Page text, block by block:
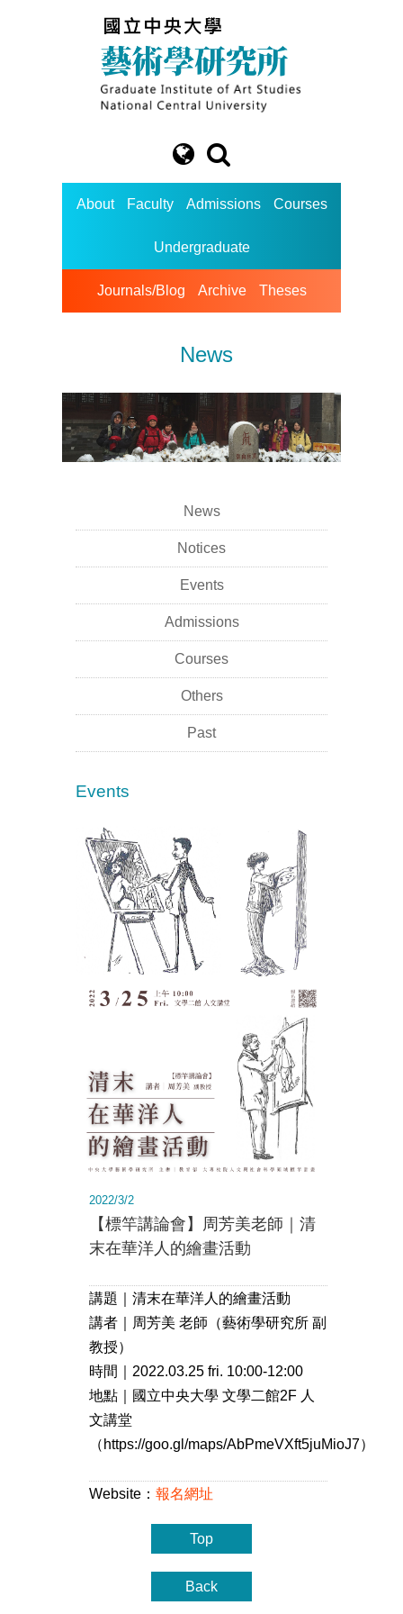
About Faculty Admissions Courses
Undergraduate
Journals/Blog Archive Theses
News
News
Notices
Events
Admissions
Courses
Others
Past
Events
2022/3/2
【標竿講論會】周芳美老師｜清
末在華洋人的繪畫活動
講題｜清末在華洋人的繪畫活動
講者｜周芳美 老師（藝術學研究所 副
教授）
時間｜2022.03.25 fri. 10:00-12:00
地點｜國立中央大學 文學二館2F 人
文講堂
（https://goo.gl/maps/AbPmeVXft5juMioJ7）
Website： 報名網址
Top
Back